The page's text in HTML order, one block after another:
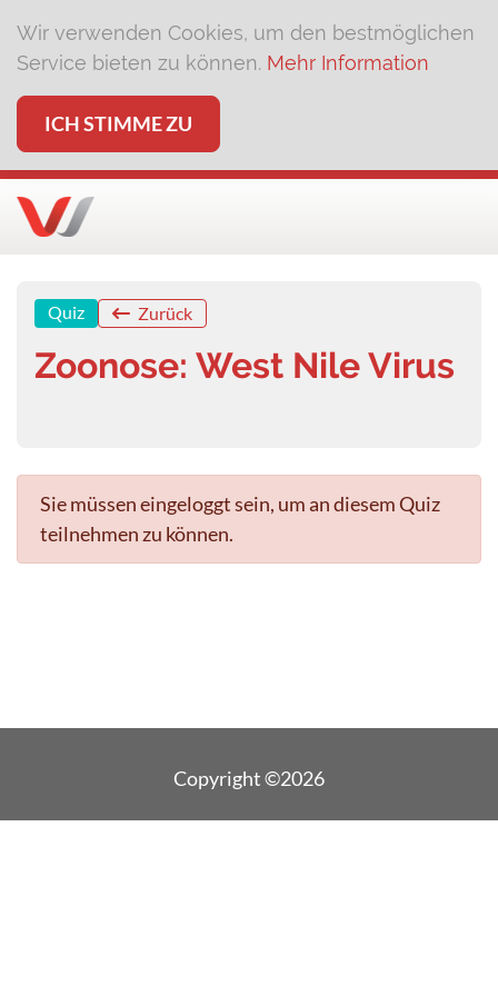
Wir verwenden Cookies, um den bestmöglichen
Service bieten zu können. Mehr Information
ICH STIMME ZU
Quiz Zurück
Zoonose: West Nile Virus
Sie müssen eingeloggt sein, um an diesem Quiz
teilnehmen zu können.
Copyright ©2026